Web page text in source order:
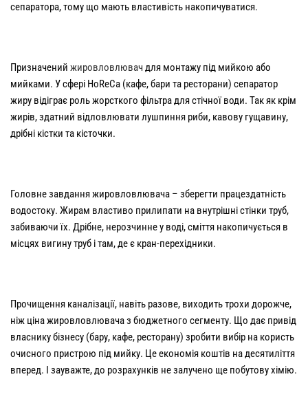
сепаратора, тому що мають властивість накопичуватися.
Призначений жировловлювач для монтажу під мийкою або
мийками. У сфері HoReCa (кафе, бари та ресторани) сепаратор
жиру відіграє роль жорсткого фільтра для стічної води. Так як крім
жирів, здатний відловлювати лушпиння риби, кавову гущавину,
дрібні кістки та кісточки.
Головне завдання жировловлювача – зберегти працездатність
водостоку. Жирам властиво прилипати на внутрішні стінки труб,
забиваючи їх. Дрібне, нерозчинне у воді, сміття накопичується в
місцях вигину труб і там, де є кран-перехідники.
Прочищення каналізації, навіть разове, виходить трохи дорожче,
ніж ціна жировловлювача з бюджетного сегменту. Що дає привід
власнику бізнесу (бару, кафе, ресторану) зробити вибір на користь
очисного пристрою під мийку. Це економія коштів на десятиліття
вперед. І зауважте, до розрахунків не залучено ще побутову хімію.